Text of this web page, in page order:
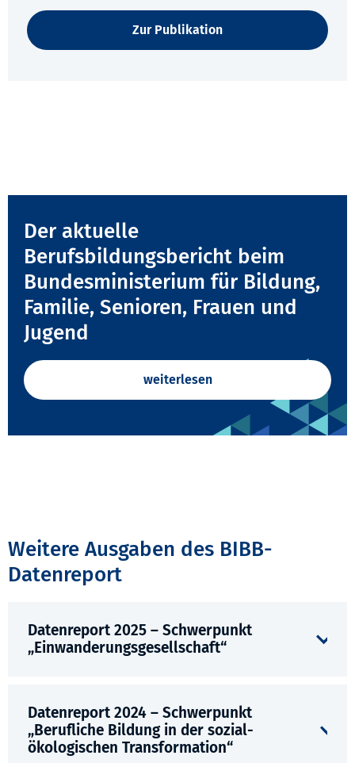
Zur Publikation
Der aktuelle
Berufsbildungsbericht beim
Bundesministerium für Bildung,
Familie, Senioren, Frauen und
Jugend
weiterlesen
Weitere Ausgaben des BIBB-
Datenreport
Datenreport 2025 – Schwerpunkt
„Einwanderungsgesellschaft“
Datenreport 2024 – Schwerpunkt
„Berufliche Bildung in der sozial-
ökologischen Transformation“